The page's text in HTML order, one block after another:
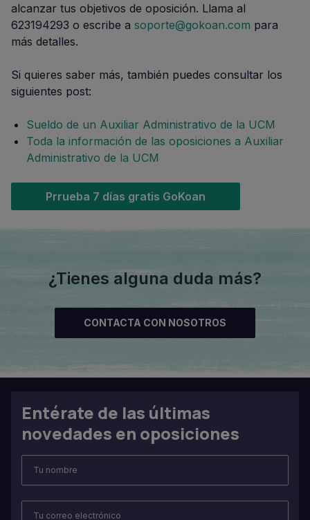
alcanzar tus objetivos de oposición. Llama al
623194293 o escribe a soporte@gokoan.com para
más detalles.
Si quieres saber más, también puedes consultar los
siguientes post:
Sueldo de un Auxiliar Administrativo de la UCM
Toda la información de las oposiciones a Auxiliar
Administrativo de la UCM
Prrueba 7 días gratis GoKoan
¿Tienes alguna duda más?
CONTACTA CON NOSOTROS
Entérate de las últimas
novedades en oposiciones